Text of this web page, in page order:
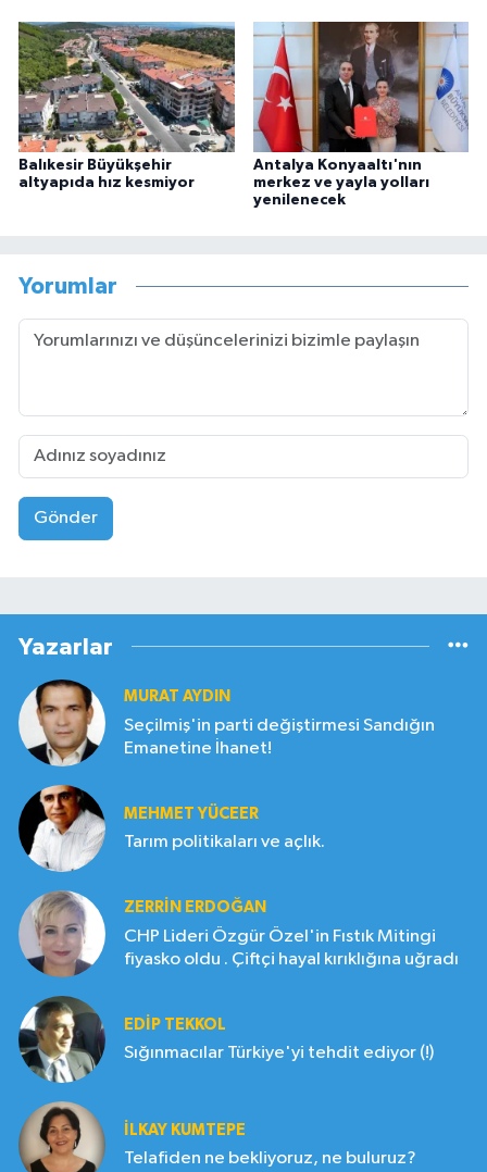
Balıkesir Büyükşehir
altyapıda hız kesmiyor
Antalya Konyaaltı'nın
merkez ve yayla yolları
yenilenecek
Yorumlar
Gönder
Yazarlar
MURAT AYDIN
Seçilmiş'in parti değiştirmesi Sandığın
Emanetine İhanet!
MEHMET YÜCEER
Tarım politikaları ve açlık.
ZERRIN ERDOĞAN
CHP Lideri Özgür Özel'in Fıstık Mitingi
fiyasko oldu . Çiftçi hayal kırıklığına uğradı
EDIP TEKKOL
Sığınmacılar Türkiye'yi tehdit ediyor (!)
İLKAY KUMTEPE
Telafiden ne bekliyoruz, ne buluruz?